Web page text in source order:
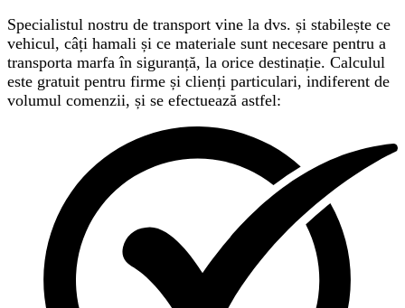
Specialistul nostru de transport vine la dvs. și stabilește ce
vehicul, câți hamali și ce materiale sunt necesare pentru a
transporta marfa în siguranță, la orice destinație. Calculul
este gratuit pentru firme și clienți particulari, indiferent de
volumul comenzii, și se efectuează astfel: